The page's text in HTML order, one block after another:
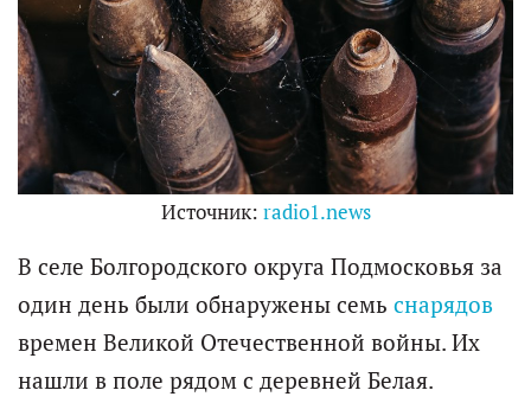
Источник: radio1.news
В селе Болгородского округа Подмосковья за
один день были обнаружены семь снарядов
времен Великой Отечественной войны. Их
нашли в поле рядом с деревней Белая.